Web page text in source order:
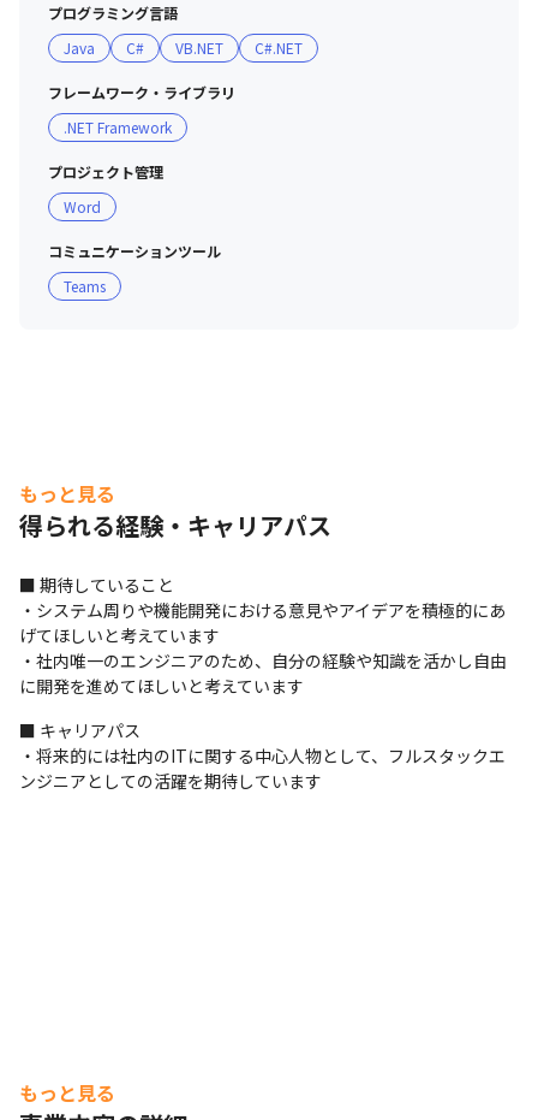
・迅速かつ丁寧なフォローを心がけており、顧客との関係
性が良好であることが特徴です
年次問わずフラットに話しやすい職場環境です。
プログラミング言語
Java
C# VB.NET C#.NET
フレームワーク・ライブラリ
.NET Framework
プロジェクト管理
Word
コミュニケーションツール
Teams
もっと見る
得られる経験・キャリアパス
■ 期待していること
・システム周りや機能開発における意見やアイデアを積極的にあ
げてほしいと考えています
・社内唯一のエンジニアのため、自分の経験や知識を活かし自由
に開発を進めてほしいと考えています
■ キャリアパス
・将来的には社内のITに関する中心人物として、フルスタックエ
ンジニアとしての活躍を期待しています
もっと見る